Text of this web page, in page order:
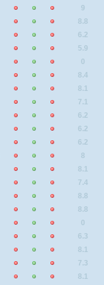
9
8.8
6.2
5.9
0
8.4
8.1
7.1
6.2
6.2
6.2
8
8.1
7.4
8.8
8.8
0
6.3
8.1
7.3
8.1